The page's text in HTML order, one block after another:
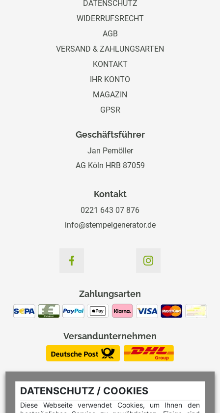
DATENSCHUTZ / COOKIES
Diese Webseite verwendet Cookies, um Ihnen den
DATENSCHUTZ
WIDERRUFSRECHT
AGB
VERSAND & ZAHLUNGSARTEN
KONTAKT
IHR KONTO
MAGAZIN
GPSR
Geschäftsführer
Jan Pemöller
AG Köln HRB 87059
Kontakt
0221 643 07 876
info@stempelgenerator.de
Zahlungsarten
Versandunternehmen